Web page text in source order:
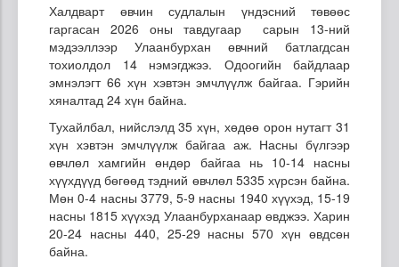
Халдварт өвчин судлалын үндэсний төвөөс
гаргасан 2026 оны тавдугаар сарын 13-ний
мэдээллээр Улаанбурхан өвчний батлагдсан
тохиолдол 14 нэмэгджээ. Одоогийн байдлаар
эмнэлэгт 66 хүн хэвтэн эмчлүүлж байгаа. Гэрийн
хяналтад 24 хүн байна.
Тухайлбал, нийслэлд 35 хүн, хөдөө орон нутагт 31
хүн хэвтэн эмчлүүлж байгаа аж. Насны бүлгээр
өвчлөл хамгийн өндөр байгаа нь 10-14 насны
хүүхдүүд бөгөөд тэдний өвчлөл 5335 хүрсэн байна.
Мөн 0-4 насны 3779, 5-9 насны 1940 хүүхэд, 15-19
насны 1815 хүүхэд Улаанбурханаар өвджээ. Харин
20-24 насны 440, 25-29 насны 570 хүн өвдсөн
байна.